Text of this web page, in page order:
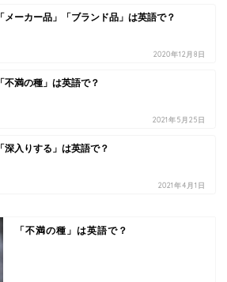
「メーカー品」「ブランド品」は英語で？
2020年12月8日
「不満の種」は英語で？
2021年5月25日
「深入りする」は英語で？
2021年4月1日
「不満の種」は英語で？